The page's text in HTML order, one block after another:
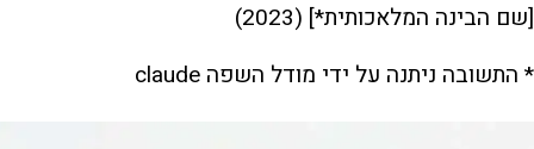
[שם הבינה המלאכותית*] (2023)
* התשובה ניתנה על ידי מודל השפה claude